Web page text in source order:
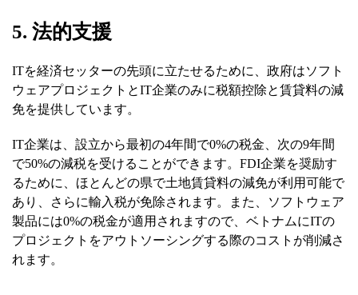
5. 法的支援
ITを経済セッターの先頭に立たせるために、政府はソフト
ウェアプロジェクトとIT企業のみに税額控除と賃貸料の減
免を提供しています。
IT企業は、設立から最初の4年間で0%の税金、次の9年間
で50%の減税を受けることができます。FDI企業を奨励す
るために、ほとんどの県で土地賃貸料の減免が利用可能で
あり、さらに輸入税が免除されます。また、ソフトウェア
製品には0%の税金が適用されますので、ベトナムにITの
プロジェクトをアウトソーシングする際のコストが削減さ
れます。